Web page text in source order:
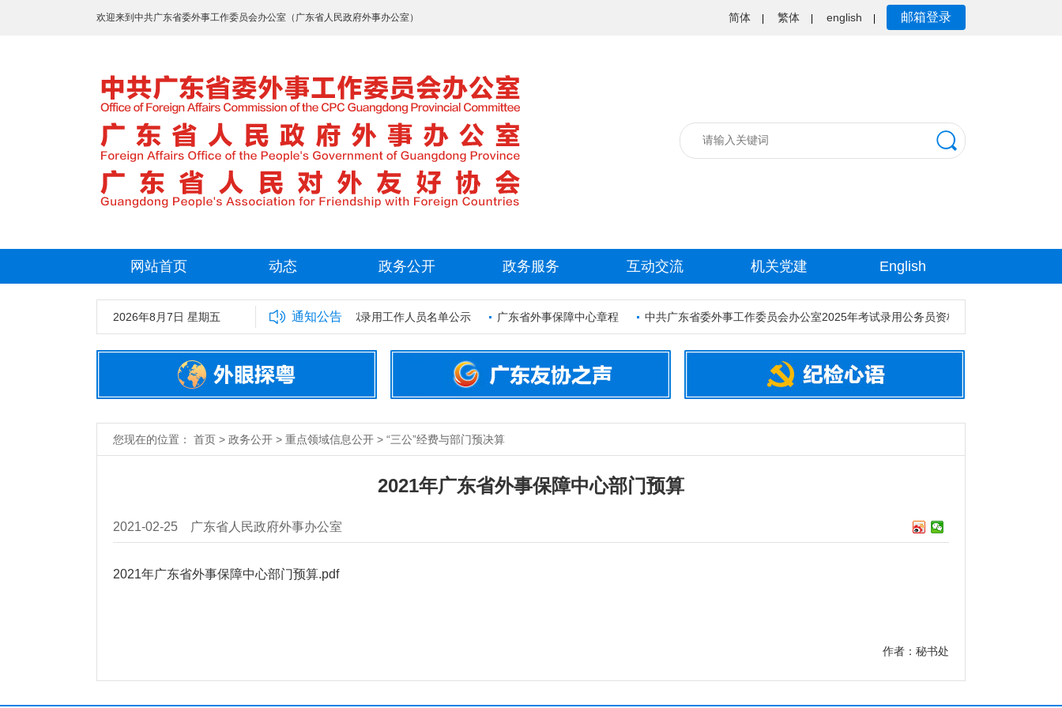
欢迎来到中共广东省委外事工作委员会办公室（广东省人民政府外事办公室） 简体 繁体 english 邮箱登录
网站首页 动态 政务公开 政务服务 互动交流 机关党建 English
2026年8月7日 星期五 通知公告
中共广东省委外事工作委员会办公室2025年拟录用工作人员名单公示 广东省外事保障中心章程 中共广东省委外事工作委员会办公室2025年考试录用公务员资格审核公告
您现在的位置： 首页 > 政务公开 > 重点领域信息公开 > “三公”经费与部门预决算
2021年广东省外事保障中心部门预算
2021-02-25 广东省人民政府外事办公室
2021年广东省外事保障中心部门预算.pdf
作者：秘书处